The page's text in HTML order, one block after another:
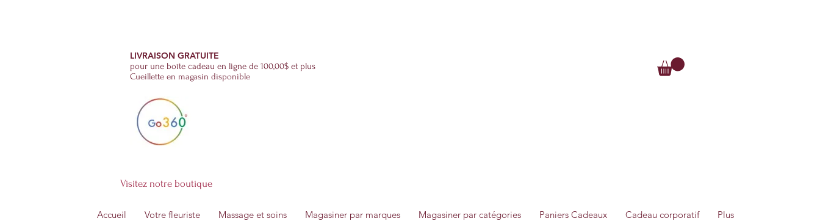
LIVRAISON GRATUITE
pour une boîte cadeau en ligne de 100,00$ et plus
Cueillette en magasin disponible
Visitez notre boutique
Accueil Votre fleuriste Massage et soins Magasiner par marques Magasiner par catégories Paniers Cadeaux Cadeau corporatif Plus